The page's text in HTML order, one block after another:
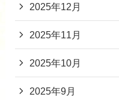
2025年12月
2025年11月
2025年10月
2025年9月